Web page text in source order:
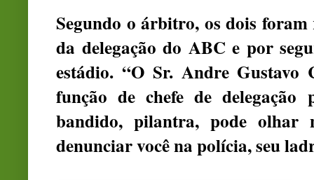
Segundo o árbitro, os dois
da delegação do ABC e por
estádio. “O Sr. Andre Gustavo
função de chefe de delegação
bandido, pilantra, pode olhar
denunciar você na polícia, seu